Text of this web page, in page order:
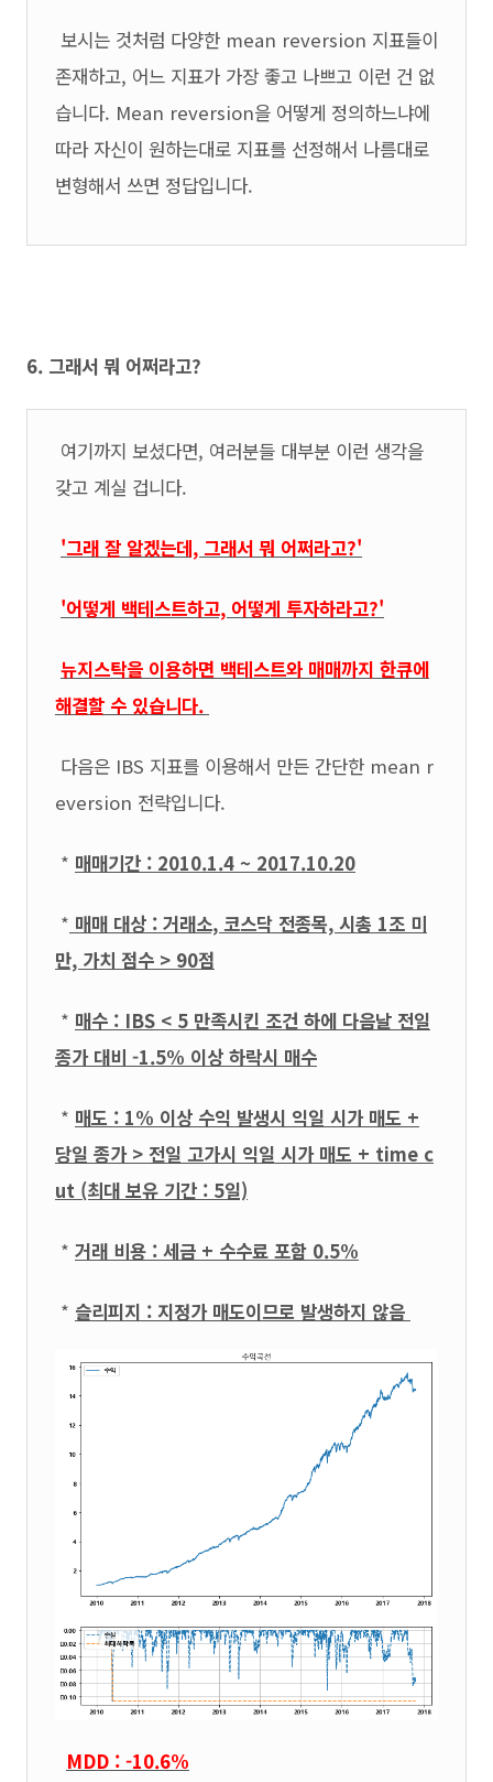
보시는 것처럼 다양한 mean reversion 지표들이
존재하고, 어느 지표가 가장 좋고 나쁘고 이런 건 없
습니다. Mean reversion을 어떻게 정의하느냐에
따라 자신이 원하는대로 지표를 선정해서 나름대로
변형해서 쓰면 정답입니다.
6. 그래서 뭐 어쩌라고?
여기까지 보셨다면, 여러분들 대부분 이런 생각을
갖고 계실 겁니다.
'그래 잘 알겠는데, 그래서 뭐 어쩌라고?'
'어떻게 백테스트하고, 어떻게 투자하라고?'
뉴지스탁을 이용하면 백테스트와 매매까지 한큐에
해결할 수 있습니다.
다음은 IBS 지표를 이용해서 만든 간단한 mean r
eversion 전략입니다.
* 매매기간 : 2010.1.4 ~ 2017.10.20
* 매매 대상 : 거래소, 코스닥 전종목, 시총 1조 미
만, 가치 점수 > 90점
* 매수 : IBS < 5 만족시킨 조건 하에 다음날 전일
종가 대비 -1.5% 이상 하락시 매수
* 매도 : 1% 이상 수익 발생시 익일 시가 매도 +
당일 종가 > 전일 고가시 익일 시가 매도 + time c
ut (최대 보유 기간 : 5일)
* 거래 비용 : 세금 + 수수료 포함 0.5%
* 슬리피지 : 지정가 매도이므로 발생하지 않음
MDD : -10.6%